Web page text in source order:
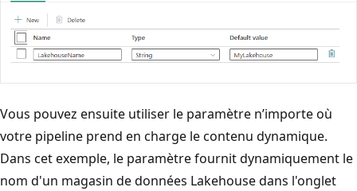
Vous pouvez ensuite utiliser le paramètre n’importe où
votre pipeline prend en charge le contenu dynamique.
Dans cet exemple, le paramètre fournit dynamiquement le
nom d'un magasin de données Lakehouse dans l'onglet